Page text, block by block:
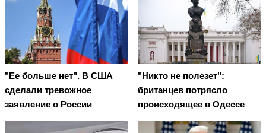
"Ее больше нет". В США
сделали тревожное
заявление о России
"Никто не полезет":
британцев потрясло
происходящее в Одессе